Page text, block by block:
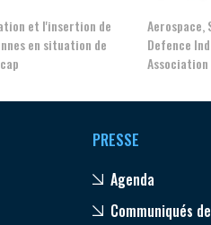
et l'insertion de
en situation de
Aerospace,
Defence
PRESSE
Agenda
Communiqués